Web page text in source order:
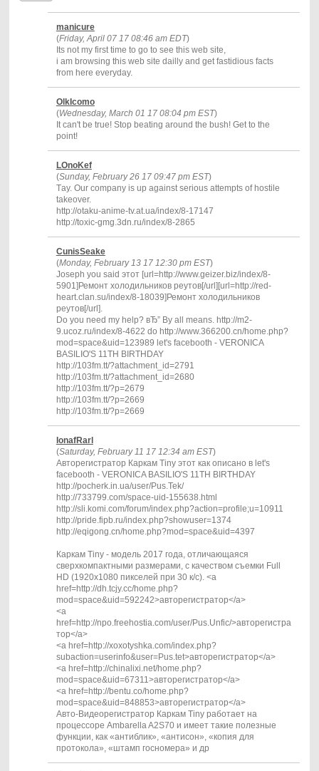
manicure
(Friday, April 07 17 08:46 am EDT)
Its not my first time to go to see this web site,
i am browsing this web site dailly and get fastidious facts
from here everyday.
OlkIcomo
(Wednesday, March 01 17 08:04 pm EST)
It can't be true! Stop beating around the bush! Get to the
point!
LOnoKef
(Sunday, February 26 17 09:47 pm EST)
Тay. Our company is up against serious attempts of hostile
takeover.
http://otaku-anime-tv.at.ua/index/8-17147
http://toxic-gmg.3dn.ru/index/8-2865
CunisSeake
(Monday, February 13 17 12:30 pm EST)
Joseph you said этот [url=http://www.geizer.biz/index/8-
5901]Ремонт холодильников реутов[/url][url=http://red-
heart.clan.su/index/8-18039]Ремонт холодильников
реутов[/url].
Do you need my help? вЂ” By all means. http://m2-
9.ucoz.ru/index/8-4622 do http://www.366200.cn/home.php?
mod=space&uid=123989 let's facebooth - VERONICA
BASILIO'S 11TH BIRTHDAY
http://103fm.tt/?attachment_id=2791
http://103fm.tt/?attachment_id=2680
http://103fm.tt/?p=2679
http://103fm.tt/?p=2669
http://103fm.tt/?p=2669
IonafRarl
(Saturday, February 11 17 12:34 am EST)
Авторегистратор Каркам Tiny этот как описано в let's
facebooth - VERONICA BASILIO'S 11TH BIRTHDAY
http://pocherk.in.ua/user/Pus.Tek/
http://733799.com/space-uid-155638.html
http://sli.komi.com/forum/index.php?action=profile;u=10911
http://pride.fipb.ru/index.php?showuser=1374
http://eqigong.cn/home.php?mod=space&uid=4397
Каркам Tiny - модель 2017 года, отличающаяся
сверхкомпактными размерами, с качеством съемки Full
HD (1920х1080 пикселей при 30 к/с). <a
href=http://dh.tcjy.cc/home.php?
mod=space&uid=592242>авторегистратор</a>
<a
href=http://npo.freehostia.com/user/Pus.Unfic/>авторегистра
тор</a>
<a href=http://xoxotyshka.com/index.php?
subaction=userinfo&user=Pus.tet>авторегистратор</a>
<a href=http://chinalixi.net/home.php?
mod=space&uid=67311>авторегистратор</a>
<a href=http://bentu.co/home.php?
mod=space&uid=848853>авторегистратор</a>
Авто-Видеорегистратор Каркам Tiny работает на
процессоре Ambarella A2S70 и имеет такие полезные
функции, как «антиблик», «антисон», «копия для
протокола», «штамп госномера» и др